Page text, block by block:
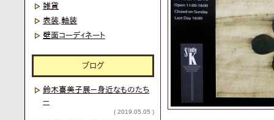
雑貨
表装,軸装
壁面コーディネート
ブログ
鈴木喜美子展－身近なものたち
－
( 2019.05.05 )